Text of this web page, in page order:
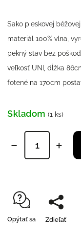
Sako pieskovej
materiál 100% vlna,
pekný stav bez
veľkosť UNI, dĺžka
fotené na 170cm
Skladom (1 ks)
Opýtať sa Zdieľať